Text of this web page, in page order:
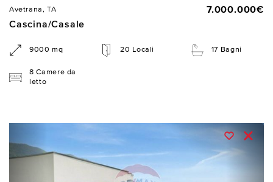
Avetrana, TA
7.000.000€
Cascina/Casale
9000 mq 20 Locali 17 Bagni
8 Camere da
letto